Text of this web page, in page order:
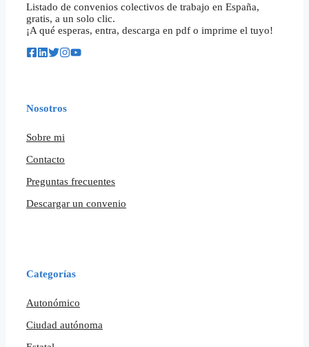
Listado de convenios colectivos de trabajo en España,
gratis, a un solo clic.
¡A qué esperas, entra, descarga en pdf o imprime el tuyo!
Nosotros
Sobre mi
Contacto
Preguntas frecuentes
Descargar un convenio
Categorías
Autonómico
Ciudad autónoma